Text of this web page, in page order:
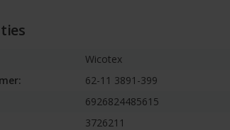
Wicotex
62-11 3891-399
6926824485615
3726211